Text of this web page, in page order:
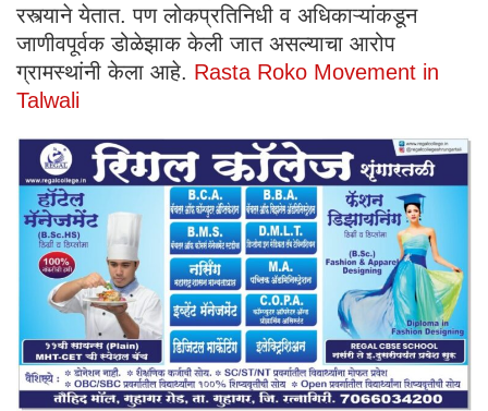
रस्त्याने येतात. पण लोकप्रतिनिधी व अधिकाऱ्यांकडून
जाणीवपूर्वक डोळेझाक केली जात असल्याचा आरोप
ग्रामस्थांनी केला आहे. Rasta Roko Movement in
Talwali